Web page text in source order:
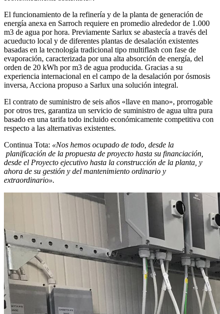
El funcionamiento de la refinería y de la planta de generación de
energía anexa en Sarroch requiere en promedio alrededor de 1.000
m3 de agua por hora. Previamente Sarlux se abastecía a través del
acueducto local y de diferentes plantas de desalación existentes
basadas en la tecnología tradicional tipo multiflash con fase de
evaporación, caracterizada por una alta absorción de energía, del
orden de 20 kWh por m3 de agua producida. Gracias a su
experiencia internacional en el campo de la desalación por ósmosis
inversa, Acciona propuso a Sarlux una solución integral.
El contrato de suministro de seis años «llave en mano», prorrogable
por otros tres, garantiza un servicio de suministro de agua ultra pura
basado en una tarifa todo incluido económicamente competitiva con
respecto a las alternativas existentes.
Continua Tota: «Nos hemos ocupado de todo, desde la
planificación de la propuesta de proyecto hasta su financiación,
desde el Proyecto ejecutivo hasta la construcción de la planta, y
ahora de su gestión y del mantenimiento ordinario y
extraordinario».